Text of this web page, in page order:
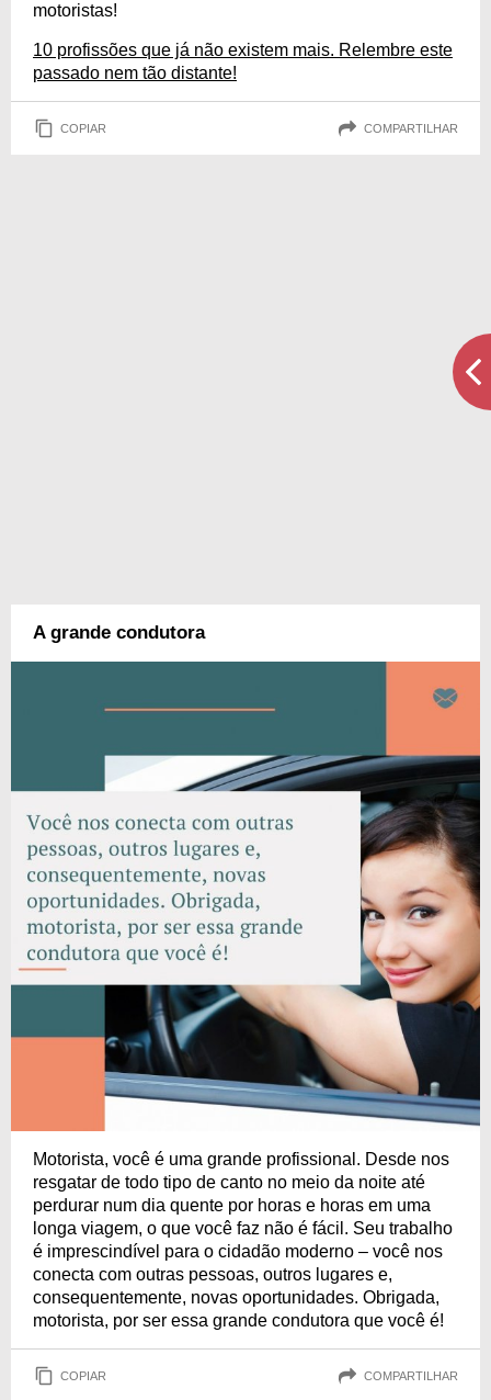
motoristas!
10 profissões que já não existem mais. Relembre este
passado nem tão distante!
COPIAR COMPARTILHAR
A grande condutora
Motorista, você é uma grande profissional. Desde nos
resgatar de todo tipo de canto no meio da noite até
perdurar num dia quente por horas e horas em uma
longa viagem, o que você faz não é fácil. Seu trabalho
é imprescindível para o cidadão moderno – você nos
conecta com outras pessoas, outros lugares e,
consequentemente, novas oportunidades. Obrigada,
motorista, por ser essa grande condutora que você é!
COPIAR COMPARTILHAR